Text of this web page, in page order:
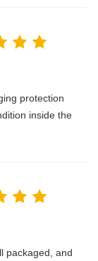
protection
inside the
packaged, and